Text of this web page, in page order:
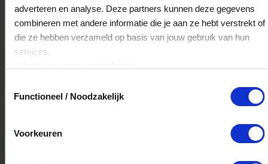
adverteren en analyse. Deze partners kunnen deze gegevens
combineren met andere informatie die je aan ze hebt verstrekt of
die ze hebben verzameld op basis van jouw gebruik van hun
services.
Functioneel / Noodzakelijk
Voorkeuren
Kaldi Zutphen
Sprongstraat 15
7201KS Zutphen
Marktstraat 6